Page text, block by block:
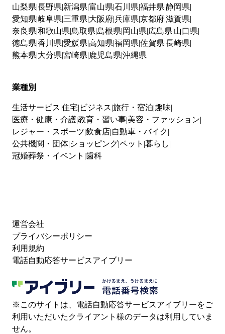
山梨県 長野県 新潟県 富山県 石川県 福井県 静岡県
愛知県 岐阜県 三重県 大阪府兵庫県 京都府滋賀県
奈良県 和歌山県 鳥取県 島根県 岡山県 広島県 山口県
徳島県 香川県 愛媛県 高知県 福岡県 佐賀県 長崎県
熊本県 大分県 宮崎県 鹿児島県 沖縄県
業種別
生活サービス 住宅 ビジネス 旅行・宿泊 趣味
医療・健康・介護教育・習い事 美容・ファッション
レジャー・スポーツ 飲食店 自動車・バイク
公共機関・団体 ショッピングペット 暮らし
冠婚葬祭・イベント 歯科
運営会社
プライバシーポリシー
利用規約
電話自動応答サービスアイブリー
※このサイトは、電話自動応答サービスアイブリーをご
利用いただいたクライアント様のデータは利用していま
せん。